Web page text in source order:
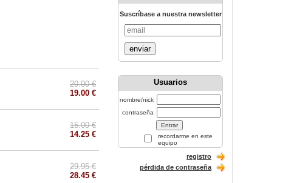
20.00 €
19.00 €
15.00 €
14.25 €
29.95 €
28.45 €
Suscríbase a nuestra newsletter
enviar
Usuarios
nombre/nick
contraseña
recordarme en este
equipo
registro
pérdida de contraseña